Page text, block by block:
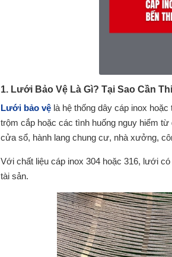
1. Lưới Bảo Vệ Là Gì? Tại Sao Cần
Lưới bảo vệ là hệ thống dây cáp inox
trộm cắp hoặc các tình huống nguy hiểm
cửa sổ, hành lang chung cư, nhà xưởng,
Với chất liệu cáp inox 304 hoặc 316, lưới
tài sản.